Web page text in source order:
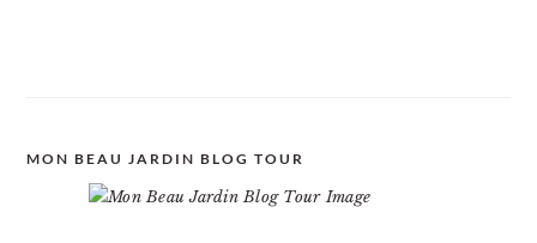
MON BEAU JARDIN BLOG TOUR